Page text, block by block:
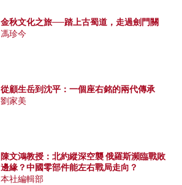
金秋文化之旅──踏上古蜀道，走過劍門關
馮珍今
從顧生岳到沈平：一個座右銘的兩代傳承
劉家美
陳文鴻教授：北約縱深空襲 俄羅斯瀕臨戰敗
邊緣？中國零部件能左右戰局走向？
本社編輯部